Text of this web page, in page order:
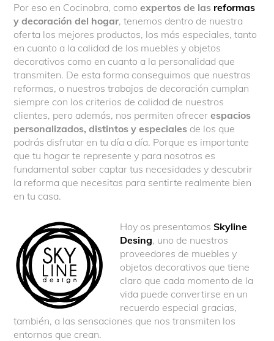
Por eso en Cocinobra, comoexpertos de las reformas
y decoración del hogar, tenemos dentro de nuestra
oferta los mejores productos, los más especiales, tanto
en cuanto a la calidad de los muebles y objetos
decorativos como en cuanto a la personalidad que
transmiten. De esta forma conseguimos que nuestras
reformas, o nuestros trabajos de decoración cumplan
siempre con los criterios de calidad de nuestros
clientes, pero además, nos permiten ofrecerespacios
personalizados, distintos y especiales de los que
podrás disfrutar en tu día a día. Porque es importante
que tu hogar te represente y para nosotros es
fundamental saber captar tus necesidades y descubrir
la reforma que necesitas para sentirte realmente bien
en tu casa.
Hoy os presentamosSkyline
Desing, uno de nuestros
proveedores de muebles y
objetos decorativos que tiene
claro que cada momento de la
vida puede convertirse en un
recuerdo especial gracias,
también, a las sensaciones que nos transmiten los
entornos que crean.